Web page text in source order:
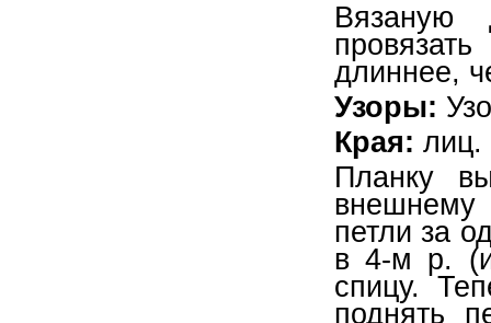
Вязаную
длиннее,
Узоры:
Края: лиц.
Планку
петли за
в 4-м р.
спицу.
поднять